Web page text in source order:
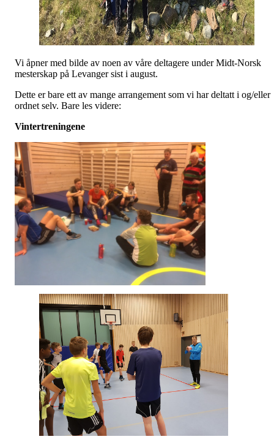
Vi åpner med bilde av noen av våre deltagere under Midt-Norsk
mesterskap på Levanger sist i august.
Dette er bare ett av mange arrangement som vi har deltatt i og/eller
ordnet selv. Bare les videre:
Vintertreningene